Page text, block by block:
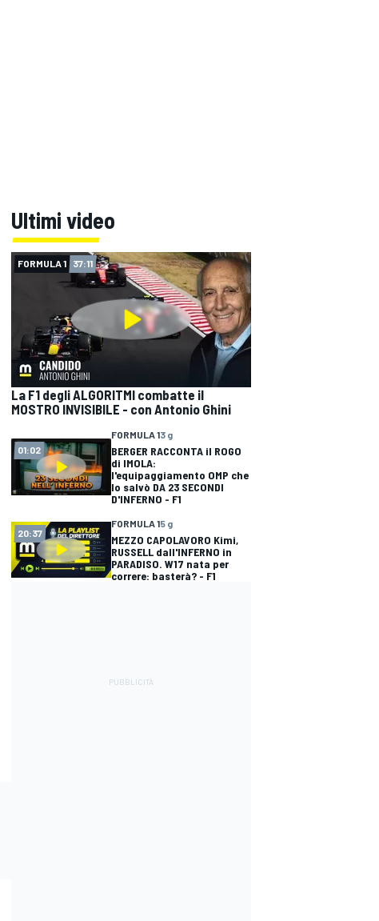
Ultimi video
FORMULA 1 37:11
La F1 degli ALGORITMI combatte il
MOSTRO INVISIBILE - con Antonio Ghini
01:02
FORMULA 13 g
BERGER RACCONTA il ROGO
di IMOLA:
l'equipaggiamento OMP che
lo salvò DA 23 SECONDI
D'INFERNO - F1
20:37
FORMULA 15 g
MEZZO CAPOLAVORO Kimi,
RUSSELL dall'INFERNO in
PARADISO. W17 nata per
correre: basterà? - F1